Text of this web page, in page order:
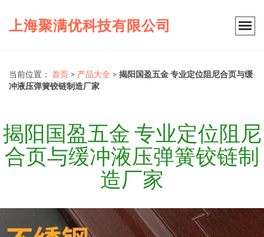
上海聚满优科技有限公司
当前位置： 首页 > 产品大全 > 揭阳国盈五金 专业定位阻尼合页与缓
冲液压弹簧铰链制造厂家
揭阳国盈五金 专业定位阻尼
合页与缓冲液压弹簧铰链制
造厂家